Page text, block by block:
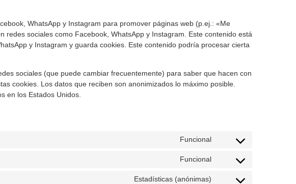
WhatsApp y Instagram para promover páginas web (p.ej.: «Me
redes sociales como Facebook, WhatsApp y Instagram. Este contenido está
y Instagram y guarda cookies. Este contenido podría procesar cierta
sociales (que puede cambiar frecuentemente) para saber que hacen con
cookies. Los datos que reciben son anonimizados lo máximo posible.
en los Estados Unidos.
Funcional
Funcional
Estadísticas (anónimas)